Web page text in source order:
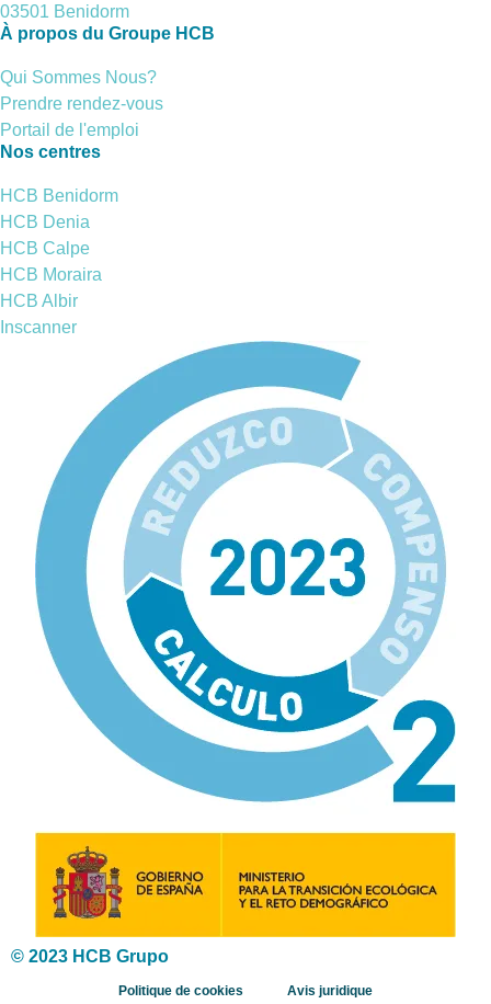
03501 Benidorm
À propos du Groupe HCB
Qui Sommes Nous?
Prendre rendez-vous
Portail de l'emploi
Nos centres
HCB Benidorm
HCB Denia
HCB Calpe
HCB Moraira
HCB Albir
Inscanner
© 2023 HCB Grupo
Politique de cookies Avis juridique